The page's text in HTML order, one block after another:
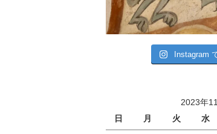
Instagram
2023年
日
月 火 水